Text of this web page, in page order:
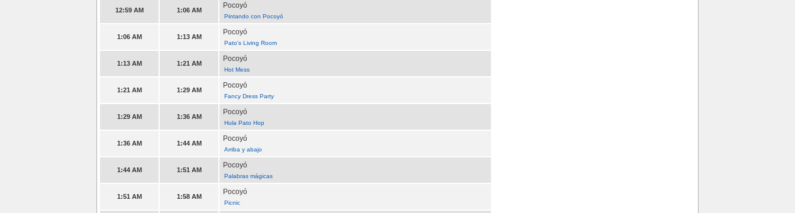
12:59 AM 1:06 AM
Pocoyó
Pintando con Pocoyó
1:06 AM 1:13 AM
Pocoyó
Pato's Living Room
1:13 AM 1:21 AM
Pocoyó
Hot Mess
1:21 AM 1:29 AM
Pocoyó
Fancy Dress Party
1:29 AM 1:36 AM
Pocoyó
Hula Pato Hop
1:36 AM 1:44 AM
Pocoyó
Arriba y abajo
1:44 AM 1:51 AM
Pocoyó
Palabras mágicas
1:51 AM 1:58 AM
Pocoyó
Picnic